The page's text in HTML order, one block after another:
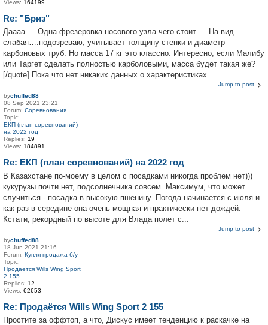
Views: 164199
Re: "Бриз"
Даааа…. Одна фрезеровка носового узла чего стоит…. На вид
слабая….подозреваю, учитывает толщину стенки и диаметр
карбоновых труб. Но масса 17 кг это классно. Интересно, если Малибу
или Таргет сделать полностью карболовыми, масса будет такая же?
[/quote] Пока что нет никаких данных о характеристиках...
Jump to post
bychuffed88
08 Sep 2021 23:21
Forum: Соревнования
Topic:
ЕКП (план соревнований)
на 2022 год
Replies: 19
Views: 184891
Re: ЕКП (план соревнований) на 2022 год
В Казахстане по-моему в целом с посадками никогда проблем нет)))
кукурузы почти нет, подсолнечника совсем. Максимум, что может
случиться - посадка в высокую пшеницу. Погода начинается с июля и
как раз в середине она очень мощная и практически нет дождей.
Кстати, рекордный по высоте для Влада полет с...
Jump to post
bychuffed88
18 Jun 2021 21:16
Forum: Купля-продажа б/у
Topic:
Продаётся Wills Wing Sport
2 155
Replies: 12
Views: 62653
Re: Продаётся Wills Wing Sport 2 155
Простите за оффтоп, а что, Дискус имеет тенденцию к раскачке на